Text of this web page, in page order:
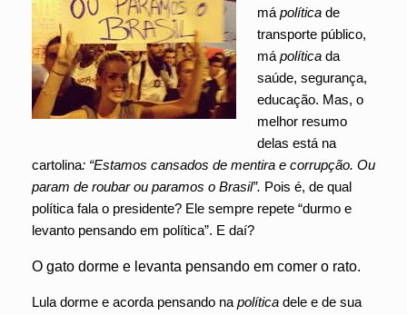
má políticade
transporte público,
má políticada
saúde, segurança,
educação. Mas, o
melhor resumo
delas está na
cartolina: “Estamos cansados de mentira e corrupção. Ou
param de roubar ou paramos o Brasil”. Pois é, de qual
política fala o presidente? Ele sempre repete “durmo e
levanto pensando em política”. E daí?
O gato dorme e levanta pensando em comer o rato.
Lula dorme e acorda pensando na política dele e de sua